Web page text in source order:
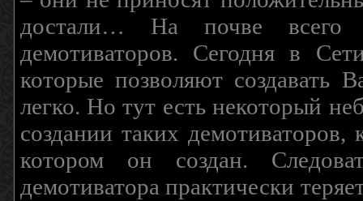
достали… На почве всего
демотиваторов. Сегодня в
которые позволяют создавать
легко. Но тут есть некоторый
создании таких
котором он создан.
демотиватора практически